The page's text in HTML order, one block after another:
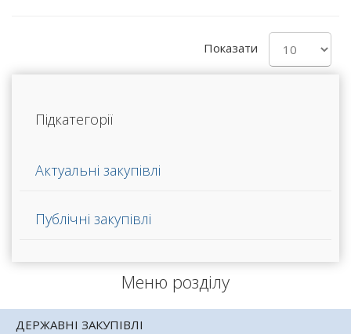
Меню розділу
ДЕРЖАВНІ ЗАКУПІВЛІ
Показати
Підкатегорії
Актуальні закупівлі
Публічні закупівлі